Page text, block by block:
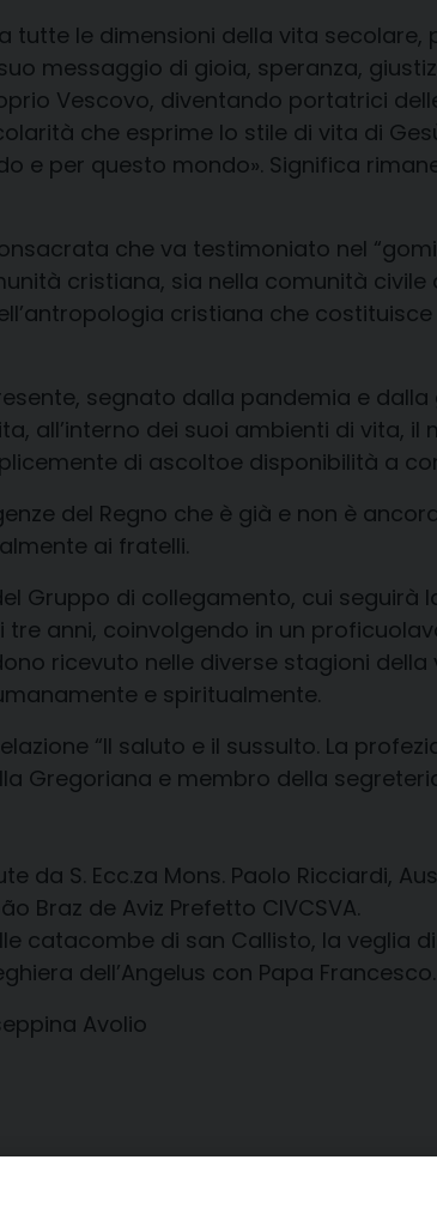
tutte le dimensioni della vita secolare,
messaggio di gioia, speranza,
Vescovo, diventando portatrici
che esprime lo stile di vita di
e per questo mondo». Significa
che va testimoniato nel
cristiana, sia nella comunità
antropologia cristiana che
segnato dalla pandemia e
all’interno dei suoi ambienti di vita,
di ascoltoe disponibilità a
del Regno che è già e non è
ai fratelli.
Gruppo di collegamento, cui seguirà
tre anni, coinvolgendo in un proficuo
ricevuto nelle diverse stagioni
e spiritualmente.
“Il saluto e il sussulto. La
Gregoriana e membro della
da S. Ecc.za Mons. Paolo Ricciardi,
Braz de Aviz Prefetto CIVCSVA.
catacombe di san Callisto, la veglia
dell’Angelus con Papa Francesco.
Avolio